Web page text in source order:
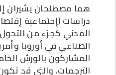
هما مصطلحان يشيران
دراسات (إجتماعية
المدني كجزء من التحول
الصناعي في أوروبا
المشاركون بالورش
الترجمات، والتي قد